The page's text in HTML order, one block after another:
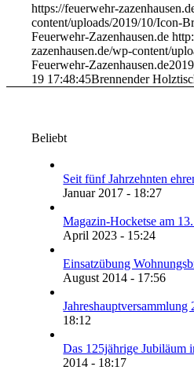
https://feuerwehr-
content/uploads/2019/10/Icon-
Feuerwehr-Zazenhausen.de
zazenhausen.de/wp-content/
Feuerwehr-Zazenhausen.de
19 17:48:45Brennender
Beliebt
Seit fünf Jahrzehnten
Januar 2017 - 18:27
Magazin-Hocketse am
April 2023 - 15:24
Einsatzübung
August 2014 - 17:56
Jahreshauptversammlung
18:12
Das 125jährige Jubiläum
2014 - 18:17